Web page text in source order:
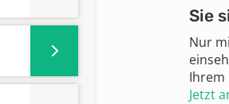
Sie
Nur
Ihrem
Jetzt